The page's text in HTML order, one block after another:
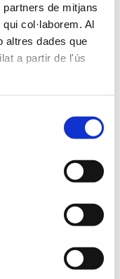
de mitjans
col·laborem. Al
altres dades que
a partir de l'ús
rendiment a
els millors
de Pàdel, a
campionats de